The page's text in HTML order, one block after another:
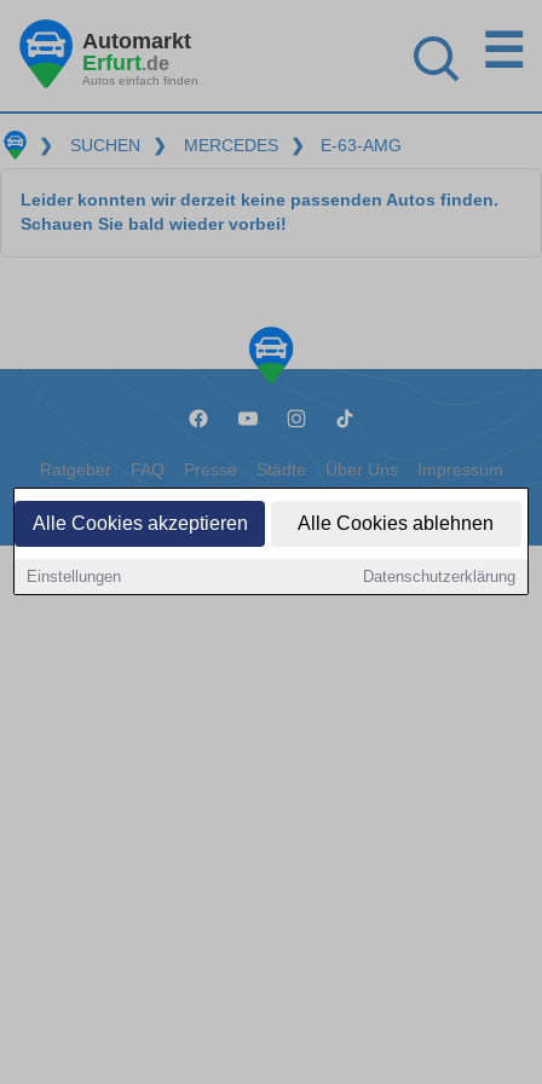
Alle Cookies akzeptieren Alle Cookies ablehnen
Einstellungen Datenschutzerklärung
Automarkt
Erfurt.de
Autos einfach finden
☰
❯ SUCHEN ❯ MERCEDES ❯ E-63-AMG
Leider konnten wir derzeit keine passenden Autos finden.
Schauen Sie bald wieder vorbei!
Ratgeber FAQ Presse Städte Über Uns Impressum
Datenschutz Cookies
Copyright © 2000 - 2026 | 1A Infosysteme GmbH | Content by: 1a-sites-autos